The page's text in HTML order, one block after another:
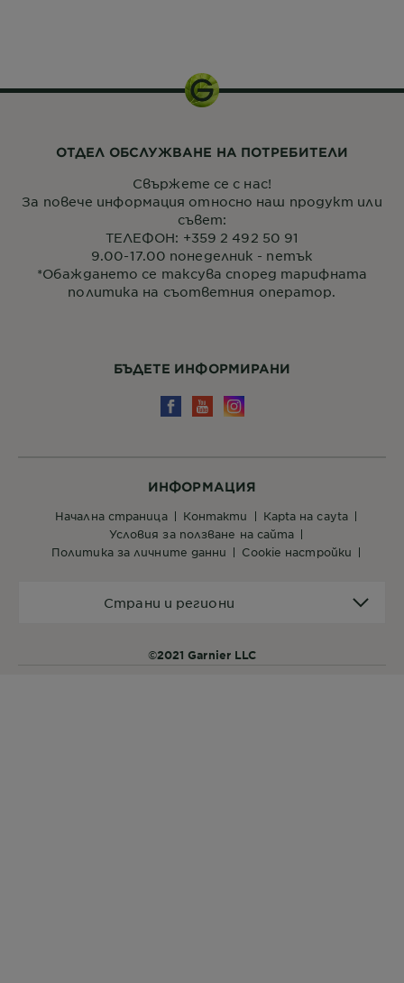
ИНФОРМАЦИЯ
начална страница контакти
кapta нa сayta
условия за ползване на сайта
политика за личните данни
cookie настройки
©2021 Garnier LLC
Страни и региони
БЪДЕТЕ ИНФОРМИРАНИ
ОТДЕЛ ОБСЛУЖВАНЕ НА ПОТРЕБИТЕЛИ
Свържете се с нас!
За повече информация относно наш продукт или
съвет:
ТЕЛЕФОН: +359 2 492 50 91
9.00-17.00 понеделник - петък
*Обаждането се таксува според тарифната
политика на съответния оператор.